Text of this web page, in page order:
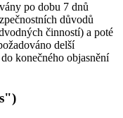
po dobu 7 dnů
důvodů
činností) a poté
delší
konečného objasnění